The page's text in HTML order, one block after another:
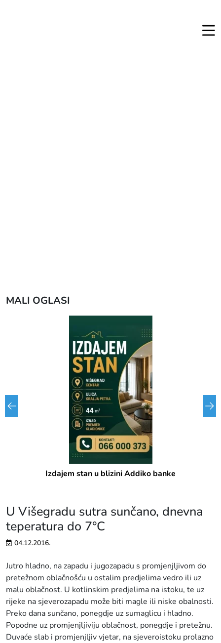
MALI OGLASI
Izdajem stan u blizini Addiko banke
U Višegradu sutra sunčano, dnevna
teperatura do 7°C
04.12.2016.
Jutro hladno, na zapadu i jugozapadu s promjenjljivom do
pretežnom oblačnošću u ostalim predjelima vedro ili uz
malu oblačnost. U kotlinskim predjelima na istoku, te uz
rijeke na sjeverozapadu može biti magle ili niske obalnosti.
Preko dana sunčano, ponegdje uz sumaglicu i hladno.
Popodne uz promjenjljiviju oblačnost, ponegdje i pretežnu.
Duvaće slab i promjenjljiv vjetar, na sjeveroistoku prolazno